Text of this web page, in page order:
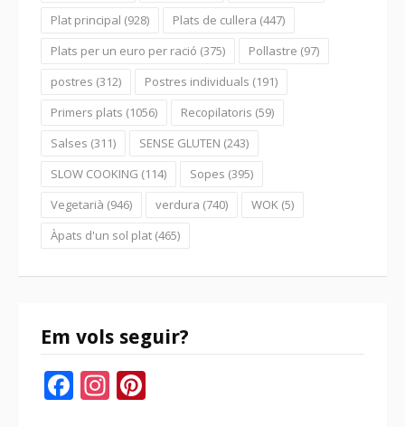
Plat principal (928) Plats de cullera (447)
Plats per un euro per ració (375) Pollastre (97)
postres (312) Postres individuals (191)
Primers plats (1056) Recopilatoris (59)
Salses (311) SENSE GLUTEN (243)
SLOW COOKING (114) Sopes (395)
Vegetarià (946) verdura (740) WOK (5)
Àpats d'un sol plat (465)
Em vols seguir?
Facebook
Instagram